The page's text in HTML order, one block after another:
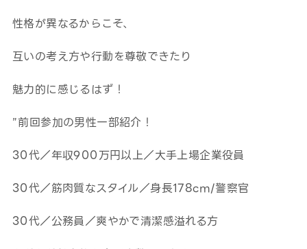
性格が異なるからこそ、
互いの考え方や行動を尊敬できたり
魅力的に感じるはず！
”前回参加の男性一部紹介！
30代／年収900万円以上／大手上場企業役員
30代／筋肉質なスタイル／身長178cm/警察官
30代／公務員／爽やかで清潔感溢れる方